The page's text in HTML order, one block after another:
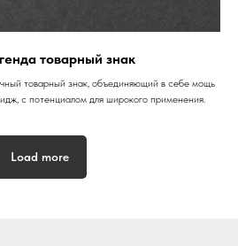
товарный знак
товарный знак, объединяющий в себе мощь
с потенциалом для широкого применения.
Load more